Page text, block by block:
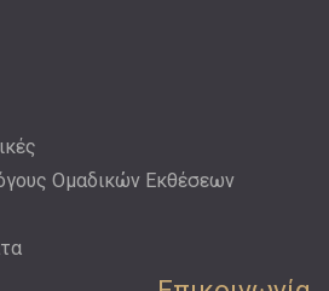
Oμαδικών Eκθέσεων